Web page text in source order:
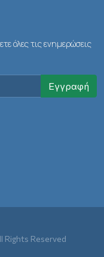
όλες τις ενημερώσεις
Εγγραφή
Reserved